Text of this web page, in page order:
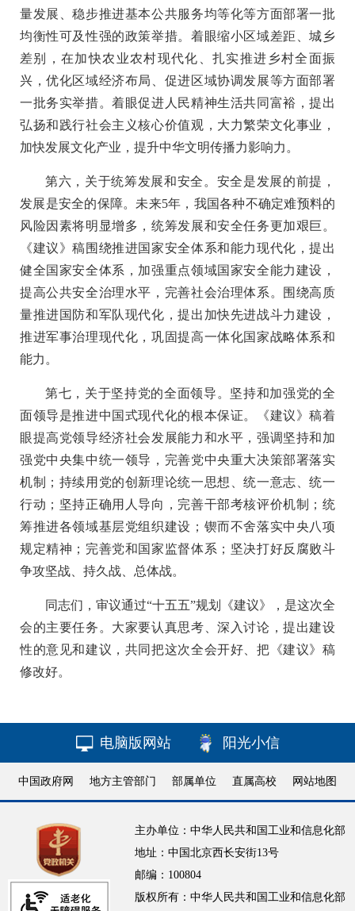
量发展、稳步推进基本公共服务均等化等方面部署一批
均衡性可及性强的政策举措。着眼缩小区域差距、城乡
差别，在加快农业农村现代化、扎实推进乡村全面振
兴，优化区域经济布局、促进区域协调发展等方面部署
一批务实举措。着眼促进人民精神生活共同富裕，提出
弘扬和践行社会主义核心价值观，大力繁荣文化事业，
加快发展文化产业，提升中华文明传播力影响力。
第六，关于统筹发展和安全。安全是发展的前提，
发展是安全的保障。未来5年，我国各种不确定难预料的
风险因素将明显增多，统筹发展和安全任务更加艰巨。
《建议》稿围绕推进国家安全体系和能力现代化，提出
健全国家安全体系，加强重点领域国家安全能力建设，
提高公共安全治理水平，完善社会治理体系。围绕高质
量推进国防和军队现代化，提出加快先进战斗力建设，
推进军事治理现代化，巩固提高一体化国家战略体系和
能力。
第七，关于坚持党的全面领导。坚持和加强党的全
面领导是推进中国式现代化的根本保证。《建议》稿着
眼提高党领导经济社会发展能力和水平，强调坚持和加
强党中央集中统一领导，完善党中央重大决策部署落实
机制；持续用党的创新理论统一思想、统一意志、统一
行动；坚持正确用人导向，完善干部考核评价机制；统
筹推进各领域基层党组织建设；锲而不舍落实中央八项
规定精神；完善党和国家监督体系；坚决打好反腐败斗
争攻坚战、持久战、总体战。
同志们，审议通过“十五五”规划《建议》，是这次全
会的主要任务。大家要认真思考、深入讨论，提出建设
性的意见和建议，共同把这次全会开好、把《建议》稿
修改好。
电脑版网站 阳光小信
中国政府网 地方主管部门 部属单位 直属高校 网站地图
主办单位：中华人民共和国工业和信息化部
地址：中国北京西长安街13号
邮编：100804
版权所有：中华人民共和国工业和信息化部